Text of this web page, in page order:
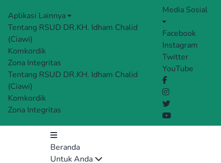
Aplikasi Lainnya
Tentang RSUD DR.KH. Idham Chalid
(Ciawi)
Komkordik
Zona Integritas
Tentang RSUD DR.KH. Idham Chalid
(Ciawi)
Komkordik
Zona Integritas
Media Sosial
Facebook
Instagram
Twitter
YouTube
Beranda
Untuk Anda